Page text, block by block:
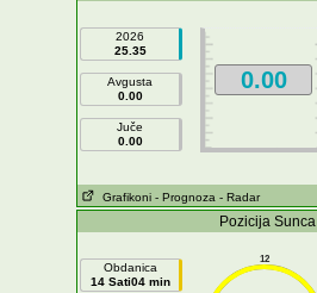
2026
25.35
Avgusta
0.00
Juče
0.00
0.00
Grafikoni - Prognoza - Radar
Pozicija Sunca
Obdanica
14 Sati04 min
12